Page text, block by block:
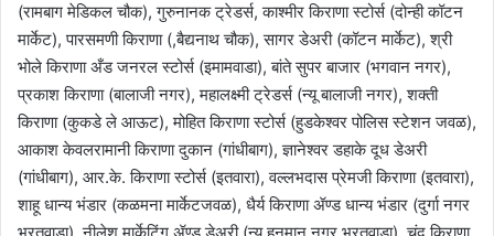
(रामबाग मेडिकल चौक), गुरुनानक ट्रेडर्स, काश्मीर किराणा स्टोर्स (दोन्ही कॉटन
मार्केट), पारसमणी किराणा (,बैद्यनाथ चौक), सागर डेअरी (कॉटन मार्केट), श्री
भोले किराणा अँड जनरल स्टोर्स (इमामवाडा), बांते सुपर बाजार (भगवान नगर),
प्रकाश किराणा (बालाजी नगर), महालक्ष्मी ट्रेडर्स (न्यू बालाजी नगर), शक्ती
किराणा (कुकडे ले आऊट), मोहित किराणा स्टोर्स (हुडकेश्वर पोलिस स्टेशन जवळ),
आकाश केवलरामानी किराणा दुकान (गांधीबाग), ज्ञानेश्वर डहाके दूध डेअरी
(गांधीबाग), आर.के. किराणा स्टोर्स (इतवारा), वल्लभदास प्रेमजी किराणा (इतवारा),
शाहू धान्य भंडार (कळमना मार्केटजवळ), धैर्य किराणा ॲण्ड धान्य भंडार (दुर्गा नगर